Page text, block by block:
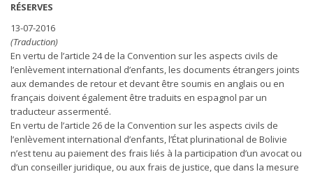
RÉSERVES
13-07-2016
(Traduction)
En vertu de l’article 24 de la Convention sur les aspects civils de
l’enlèvement international d’enfants, les documents étrangers joints
aux demandes de retour et devant être soumis en anglais ou en
français doivent également être traduits en espagnol par un
traducteur assermenté.
En vertu de l’article 26 de la Convention sur les aspects civils de
l’enlèvement international d’enfants, l’État plurinational de Bolivie
n’est tenu au paiement des frais liés à la participation d’un avocat ou
d’un conseiller juridique, ou aux frais de justice, que dans la mesure